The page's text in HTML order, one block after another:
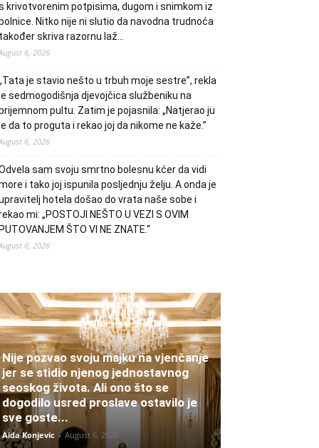
krivotvorenim potpisima, dugom i snimkom iz
Nitko nije ni slutio da navodna trudnoća
skriva razornu laž…
6, 2026
je stavio nešto u trbuh moje sestre”, rekla
sedmogodišnja djevojčica službeniku na
pultu. Zatim je pojasnila: „Natjerao ju
da to proguta i rekao joj da nikome ne kaže.”
6, 2026
sam svoju smrtno bolesnu kćer da vidi
i tako joj ispunila posljednju želju. A onda je
hotela došao do vrata naše sobe i
mi: „POSTOJI NEŠTO U VEZI S OVIM
ŠTO VI NE ZNATE.“
6, 2026
Nije pozvao svoju majku na vjenčanje
jer se stidio njenog jednostavnog
seoskog života. Ali ono što se
dogodilo usred proslave ostavilo je
sve goste...
Aida Konjevic - August 6, 2026